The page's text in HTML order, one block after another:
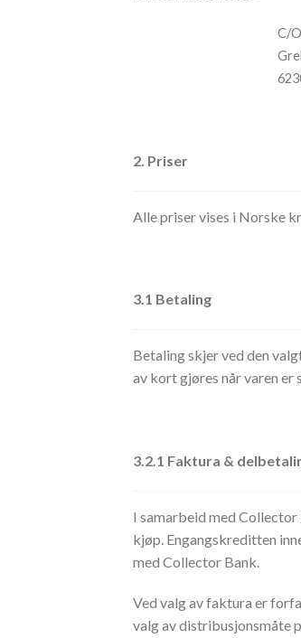
C/
2. Priser
Alle priser vises i Norske
3.1 Betaling
Betaling skjer ved den
av kort gjøres når varen er
3.2.1 Faktura &
I samarbeid med
kjøp. Engangskreditten
med Collector Bank.
Ved valg av faktura er
valg av distribusjonsmåte